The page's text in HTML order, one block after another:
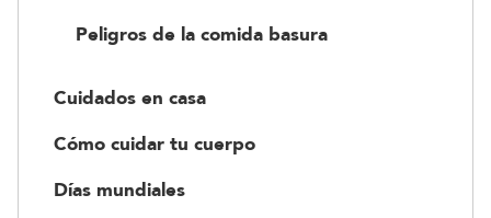
Peligros de la comida basura
Cuidados en casa
Cómo cuidar tu cuerpo
Días mundiales